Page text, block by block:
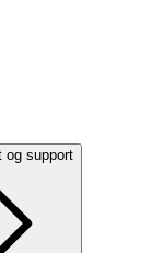
og support